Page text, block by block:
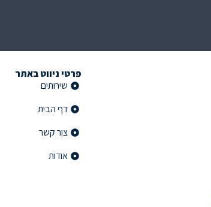
פרטי ניווט באתר
שירותים
דף הבית
צור קשר
אודות